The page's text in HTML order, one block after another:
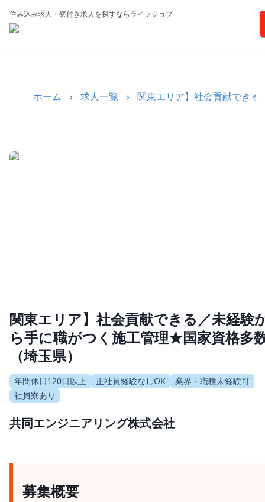
住み込み求人・寮付き求人を探すならライフジョブ
ホーム 求人一覧 関東エリア】社会貢献でき
関東エリア】社会貢献できる／未経験
ら手に職がつく施工管理★国家資格多
（埼玉県）
年間休日120日以上 正社員経験なしOK
業界・職種未経験可
社員寮あり
共同エンジニアリング株式会社
募集概要